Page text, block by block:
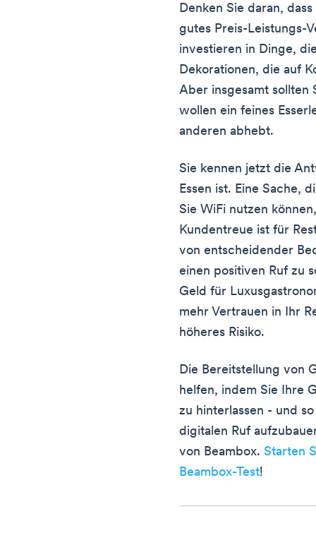
Denken Sie daran,
gutes Preis-Leistungs-
investieren in Dinge,
Dekorationen, die auf
Aber insgesamt sollten
wollen ein feines
anderen abhebt.
Sie kennen jetzt die
Essen ist. Eine Sache,
Sie WiFi nutzen
Kundentreue ist für
von entscheidender
einen positiven Ruf zu
Geld für
mehr Vertrauen in Ihr
höheres Risiko.
Die Bereitstellung von
helfen, indem Sie Ihre
zu hinterlassen - und
digitalen Ruf
von Beambox.Starten
Beambox-Test!